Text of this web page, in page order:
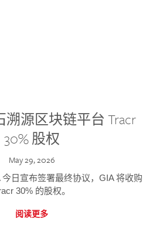
溯源区块链平台 Tracr
30% 股权
May 29, 2026
日宣布签署最终协议，GIA 将收购
30% 的股权。
阅读更多